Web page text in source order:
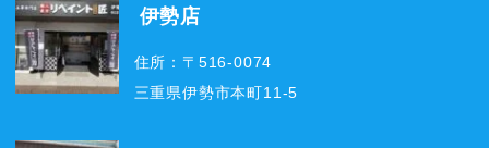
伊勢店
住所：〒516-0074
三重県伊勢市本町11-5